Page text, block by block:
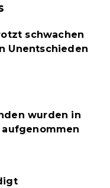
schwachen
Unentschieden
wurden in